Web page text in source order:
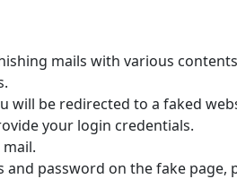
mails with various
will be redirected to a faked
your login credentials.
password on the fake